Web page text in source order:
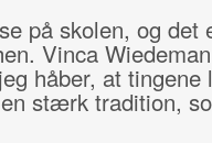
på skolen, og det
Vinca
håber, at tingene
stærk tradition,